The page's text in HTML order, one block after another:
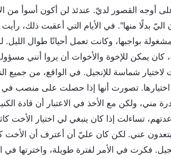
أوجه القصور لديّ. عندئذ لن أكون أسوأ من
بدلًا منها". في الأيام التي أعقبت ذلك،
بواجبها، وكانت تعمل أحيانًا طوال الليل.
يمكن للإخوة والأخوات أن يروا أنني
شماسة للإنجيل. في الواقع، من جميع
تصورت أنها إذا حصلت على منصب في
قدرة مني، ولكن مع الأخذ في الاعتبار أن قادة
تساءلت إذا كان ينبغي لي اختيار الأخت
عني. لكن كان عليّ أن أعترف أن الأخت
فكرت في الأمر لفترة طويلة، واخترتها في